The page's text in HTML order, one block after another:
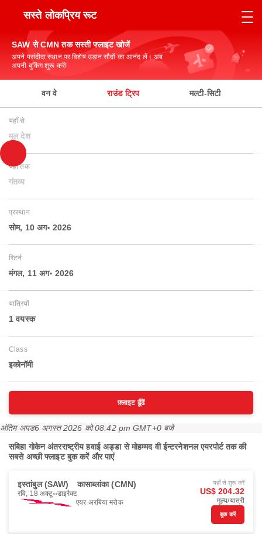
सस्ते लोकप्रिय रूट
SAW से CMN तक सस्ती फ्लाइट खोजें
अपने पसंदीदा स्थान पर विशेष उड़ान सौदों का आनंद लें। अब
अपनी बुकिंग शुरू करें!
वन वे राउंड ट्रिप मल्टी-सिटी
यहाँ से
मूल देश
यहाँ तक
गंतव्य
प्रस्थान
सोम, 10 अग॰ 2026
रिटर्न
मंगल, 11 अग॰ 2026
यात्रियों
1 वयस्‍क
Class
इकोनॉमी
फ़्लाइट ढूँढें
अंतिम अपड6 अगस्त 2026 को 08:42 pm GMT+0 बजे
सबिहा गोकेन अंतरराष्ट्रीय हवाई अड्डा से मोहम्मद वी ईन्टरनेशनल एयरपोर्ट तक की
सबसे अच्छी फ्लाइट बुक करें और पाएं
इस्तांबुल (SAW) कासाब्लांका (CMN)
रवि, 18 अक्टू॰ डाइरैक्ट
एयर अरबिया मरोक
यहाँ से शुरू करें
US$ 204.32
मूल्य/यात्री
बुक करें